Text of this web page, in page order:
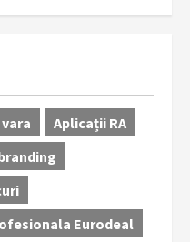
Aplicații RA
Eurodeal